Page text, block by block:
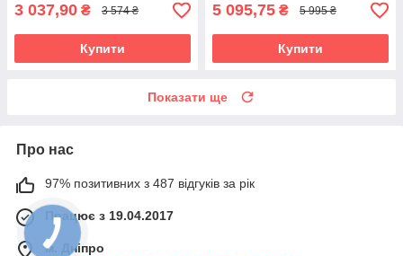
3 037,90 ₴ 3 574 ₴
Купити
5 095,75 ₴ 5 995 ₴
Купити
Показати ще
Про нас
97% позитивних з 487 відгуків за рік
Працює з 19.04.2017
м. Дніпро